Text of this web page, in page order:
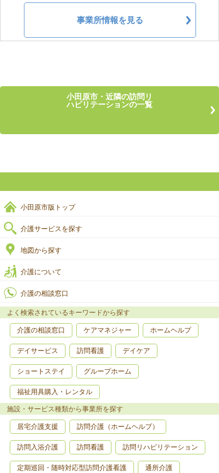
事業所情報を見る
小田原市・近隣の訪問リ
ハビリテーションの一覧
小田原市版トップ
介護サービスを探す
地図から探す
介護について
介護の相談窓口
よく検索されているキーワードから探す
介護の相談窓口 ケアマネジャー ホームヘルプ
デイサービス 訪問看護 デイケア
ショートステイ グループホーム
福祉用具購入・レンタル
施設・サービス種類から事業所を探す
居宅介護支援 訪問介護（ホームヘルプ）
訪問入浴介護 訪問看護 訪問リハビリテーション
定期巡回・随時対応型訪問介護看護 通所介護